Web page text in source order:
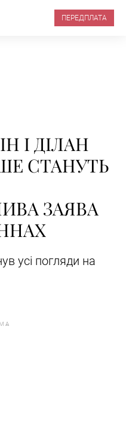
ПЕРЕДПЛАТА
І ДІЛАН
СТАНУТЬ
ЗАЯВА
усі погляди на